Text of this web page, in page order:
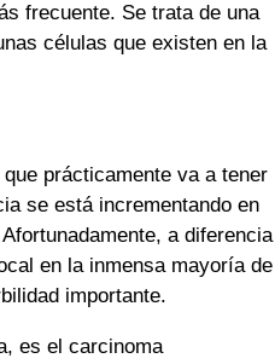
frecuente. Se trata de una
células que existen en la
prácticamente va a tener
se está incrementando en
a diferencia
en la inmensa mayoría de
importante.
es el carcinoma